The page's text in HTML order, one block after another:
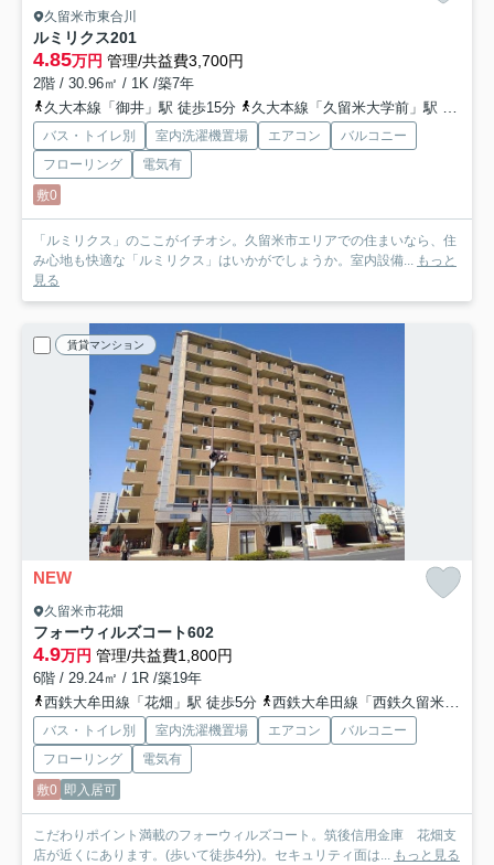
久留米市東合川
ルミリクス201
4.85万円 管理/共益費3,700円
2階 / 30.96㎡ / 1K /築7年
久大本線「御井」駅 徒歩15分
久大本線「久留米大学前」駅 徒歩26分
バス・トイレ別 室内洗濯機置場 エアコン
バルコニー
フローリング
電気有
敷0
「ルミリクス」のここがイチオシ。久留米市エリアでの住まいなら、住
み心地も快適な「ルミリクス」はいかがでしょうか。室内設備... もっと
見る
賃貸マンション
NEW
久留米市花畑
フォーウィルズコート602
4.9万円 管理/共益費1,800円
6階 / 29.24㎡ / 1R /築19年
西鉄大牟田線「花畑」駅 徒歩5分
西鉄大牟田線「西鉄久留米」駅 徒歩12分
バス・トイレ別 室内洗濯機置場 エアコン
バルコニー
フローリング
電気有
敷0 即入居可
こだわりポイント満載のフォーウィルズコート。筑後信用金庫 花畑支
店が近くにあります。(歩いて徒歩4分)。セキュリティ面は... もっと見る